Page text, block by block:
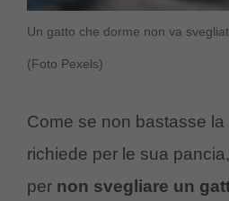
Un gatto che dorme non va
(Foto Pexels)
Come se non bastasse
richiede per le sua
per non svegliare un